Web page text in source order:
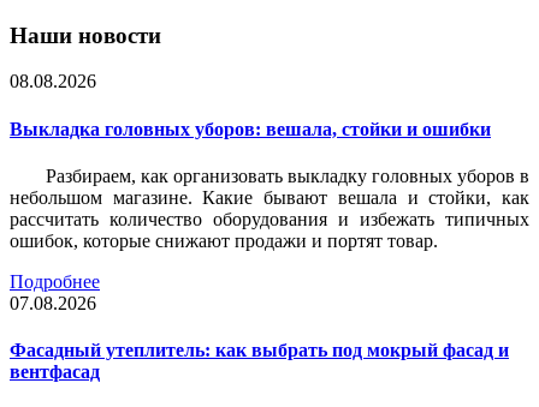
Наши новости
08.08.2026
Выкладка головных уборов: вешала, стойки и ошибки
Разбираем, как организовать выкладку головных уборов в
небольшом магазине. Какие бывают вешала и стойки, как
рассчитать количество оборудования и избежать типичных
ошибок, которые снижают продажи и портят товар.
Подробнее
07.08.2026
Фасадный утеплитель: как выбрать под мокрый фасад и
вентфасад